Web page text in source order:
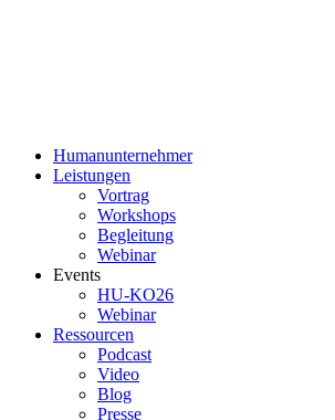
Humanunternehmer
Leistungen
Vortrag
Workshops
Begleitung
Webinar
Events
HU-KO26
Webinar
Ressourcen
Podcast
Video
Blog
Presse